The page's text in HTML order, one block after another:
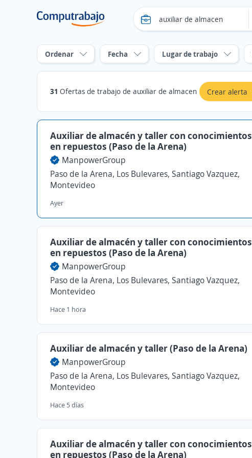
Ordenar Fecha Lugar de trabajo
31 Ofertas de trabajo de auxiliar de almacen Crear alerta
Auxiliar de almacén y taller con conocimientos
en repuestos (Paso de la Arena)
ManpowerGroup
Paso de la Arena, Los Bulevares, Santiago Vazquez,
Montevideo
Ayer
Auxiliar de almacén y taller con conocimientos
en repuestos (Paso de la Arena)
ManpowerGroup
Paso de la Arena, Los Bulevares, Santiago Vazquez,
Montevideo
Hace 1 hora
Auxiliar de almacén y taller (Paso de la Arena)
ManpowerGroup
Paso de la Arena, Los Bulevares, Santiago Vazquez,
Montevideo
Hace 5 días
Auxiliar de almacén y taller con conocimientos
en repuestos (Paso de la Arena)